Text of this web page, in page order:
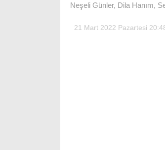
Neşeli Günler, Dila Hanım,
21 Mart 2022 Pazartesi